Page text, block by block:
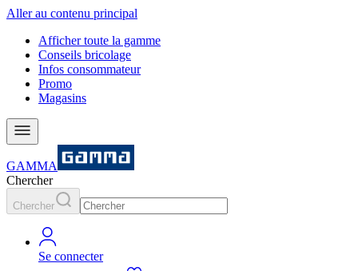
Aller au contenu principal
Afficher toute la gamme
Conseils bricolage
Infos consommateur
Promo
Magasins
GAMMA
Chercher
Chercher
Se connecter